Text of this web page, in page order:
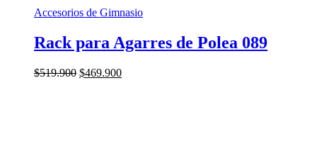
Accesorios de Gimnasio
Rack para Agarres de Polea 089
$519.900 El
$469.900El